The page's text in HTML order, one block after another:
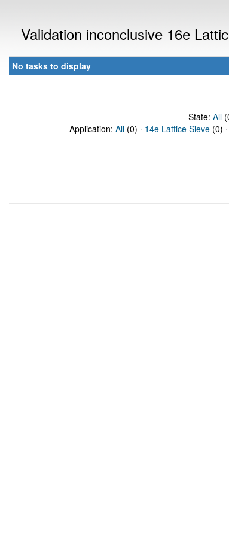
Validation inconclusive 16e
No tasks to display
State: All
Application: All (0) · 14e Lattice Sieve (0) ·